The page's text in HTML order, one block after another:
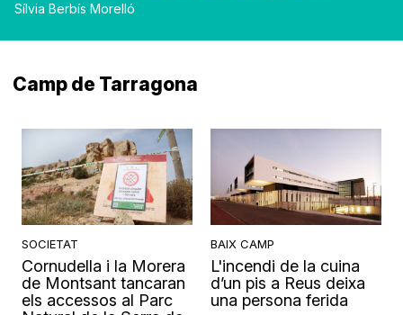
Sílvia Berbís Morelló
Camp de Tarragona
SOCIETAT
Cornudella i la Morera
de Montsant tancaran
els accessos al Parc
BAIX CAMP
L'incendi de la cuina
d’un pis a Reus deixa
una persona ferida